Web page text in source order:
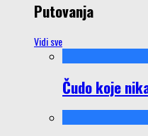
Putovanja
Vidi sve
Čudo koje